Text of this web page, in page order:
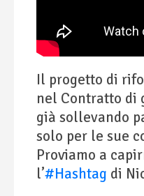
Il progetto di
nel Contratto di
già sollevando
solo per le sue
Proviamo a
l’#Hashtag di